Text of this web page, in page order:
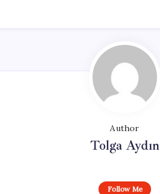
Author
Tolga Aydın
Follow Me